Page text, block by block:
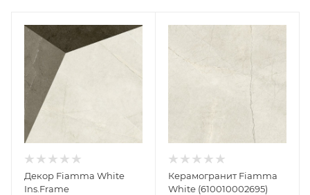
Декор Fiamma White
Ins.Frame
Керамогранит Fiamma
White (610010002695)